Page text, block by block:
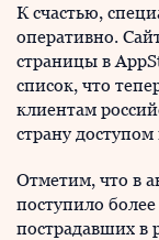
К счастью,
оперативно.
страницы в
список, что
клиентам
страну
Отметим, что в
поступило
пострадавших в